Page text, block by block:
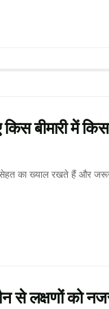
किस बीमारी में
का ख्याल रखते हैं और
से लक्षणों को